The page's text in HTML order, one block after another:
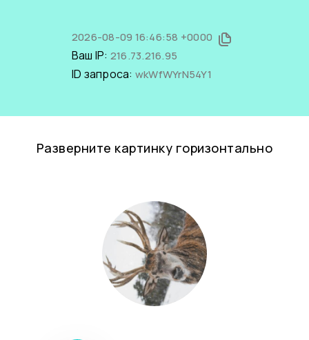
2026-08-09 16:46:58 +0000
Ваш IP: 216.73.216.95
ID запроса: wkWfWYrN54Y1
Разверните картинку горизонтально